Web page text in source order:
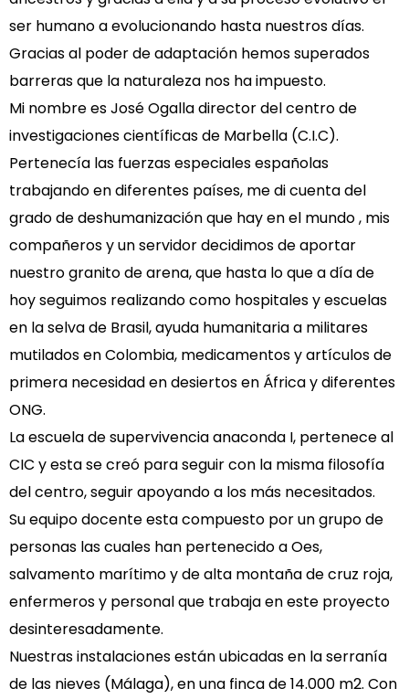
ser humano a evolucionando hasta nuestros días.
Gracias al poder de adaptación hemos superados
barreras que la naturaleza nos ha impuesto.
Mi nombre es José Ogalla director del centro de
investigaciones científicas de Marbella (C.I.C).
Pertenecía las fuerzas especiales españolas
trabajando en diferentes países, me di cuenta del
grado de deshumanización que hay en el mundo , mis
compañeros y un servidor decidimos de aportar
nuestro granito de arena, que hasta lo que a día de
hoy seguimos realizando como hospitales y escuelas
en la selva de Brasil, ayuda humanitaria a militares
mutilados en Colombia, medicamentos y artículos de
primera necesidad en desiertos en África y diferentes
ONG.
La escuela de supervivencia anaconda I, pertenece al
CIC y esta se creó para seguir con la misma filosofía
del centro, seguir apoyando a los más necesitados.
Su equipo docente esta compuesto por un grupo de
personas las cuales han pertenecido a Oes,
salvamento marítimo y de alta montaña de cruz roja,
enfermeros y personal que trabaja en este proyecto
desinteresadamente.
Nuestras instalaciones están ubicadas en la serranía
de las nieves (Málaga), en una finca de 14.000 m2. Con